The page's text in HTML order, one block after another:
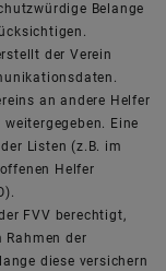
Belange
der Verein
an andere Helfer
Eine
Listen (z.B. im
Helfer
FVV berechtigt,
der
diese versichern